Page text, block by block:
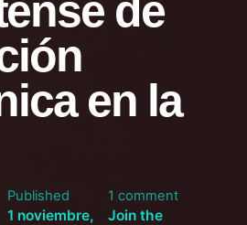
de
en la
Published
1 noviembre,
1 comment
Join the